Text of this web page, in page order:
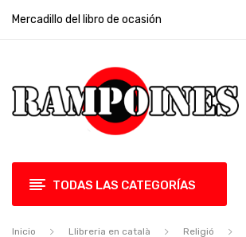
Mercadillo del libro de ocasión
TODAS LAS CATEGORÍAS
Inicio Llibreria en català Religió